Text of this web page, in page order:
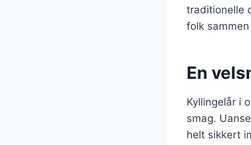
traditionelle
folk
En
Kyllingelår i
smag.
helt sikkert